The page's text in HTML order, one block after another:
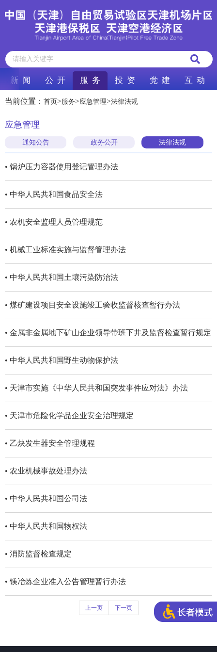
新 闻 公 开 服 务 投 资 党 建 互 动
当前位置： 首页>服务>应急管理>法律法规
应急管理
通知公告 政务公开 法律法规
• 锅炉压力容器使用登记管理办法
• 中华人民共和国食品安全法
• 农机安全监理人员管理规范
• 机械工业标准实施与监督管理办法
• 中华人民共和国土壤污染防治法
• 煤矿建设项目安全设施竣工验收监督核查暂行办法
• 金属非金属地下矿山企业领导带班下井及监督检查暂行规定
• 中华人民共和国野生动物保护法
• 天津市实施《中华人民共和国突发事件应对法》办法
• 天津市危险化学品企业安全治理规定
• 乙炔发生器安全管理规程
• 农业机械事故处理办法
• 中华人民共和国公司法
• 中华人民共和国物权法
• 消防监督检查规定
• 镁冶炼企业准入公告管理暂行办法
上一页 下一页